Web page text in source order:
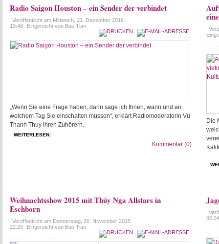
Radio Saigon Houston – ein Sender der verbindet
Veröffentlicht am Mittwoch, 21. Dezember 2016
13:48
Eingereicht von Bao Tian
„Wenn Sie eine Frage haben, dann sage ich Ihnen, wann und an
welchem Tag Sie einschalten müssen“, erklärt Radiomoderatorin Vu
Thanh Thuy ihren Zuhörern.
WEITERLESEN:
Kommentar (0)
Die
Weihnachtsshow 2015 mit Thúy Nga Allstars in
Eschborn
Veröffentlicht am Donnerstag, 26. November 2015
22:29
Eingereicht von Bao Tian